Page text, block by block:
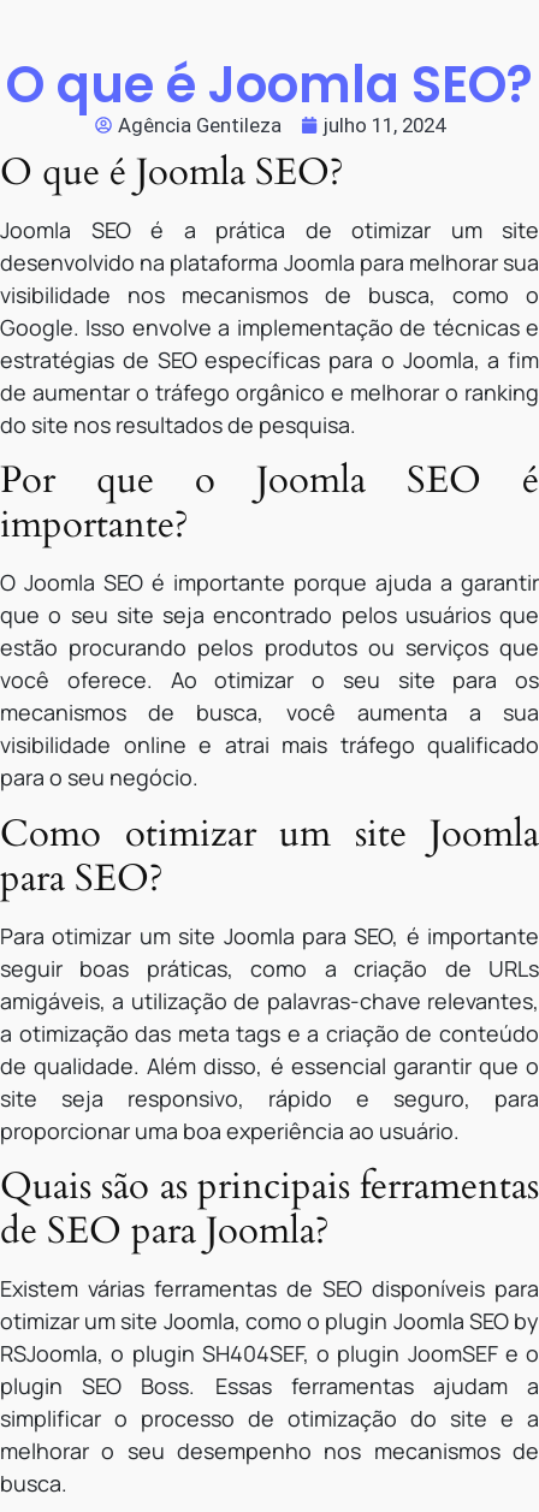
O que é Joomla SEO?
Agência Gentileza julho 11, 2024
O que é Joomla SEO?
Joomla SEO é a prática de otimizar um site
desenvolvido na plataforma Joomla para melhorar sua
visibilidade nos mecanismos de busca, como o
Google. Isso envolve a implementação de técnicas e
estratégias de SEO específicas para o Joomla, a fim
de aumentar o tráfego orgânico e melhorar o ranking
do site nos resultados de pesquisa.
Por que o Joomla SEO é
importante?
O Joomla SEO é importante porque ajuda a garantir
que o seu site seja encontrado pelos usuários que
estão procurando pelos produtos ou serviços que
você oferece. Ao otimizar o seu site para os
mecanismos de busca, você aumenta a sua
visibilidade online e atrai mais tráfego qualificado
para o seu negócio.
Como otimizar um site Joomla
para SEO?
Para otimizar um site Joomla para SEO, é importante
seguir boas práticas, como a criação de URLs
amigáveis, a utilização de palavras-chave relevantes,
a otimização das meta tags e a criação de conteúdo
de qualidade. Além disso, é essencial garantir que o
site seja responsivo, rápido e seguro, para
proporcionar uma boa experiência ao usuário.
Quais são as principais ferramentas
de SEO para Joomla?
Existem várias ferramentas de SEO disponíveis para
otimizar um site Joomla, como o plugin Joomla SEO by
RSJoomla, o plugin SH404SEF, o plugin JoomSEF e o
plugin SEO Boss. Essas ferramentas ajudam a
simplificar o processo de otimização do site e a
melhorar o seu desempenho nos mecanismos de
busca.